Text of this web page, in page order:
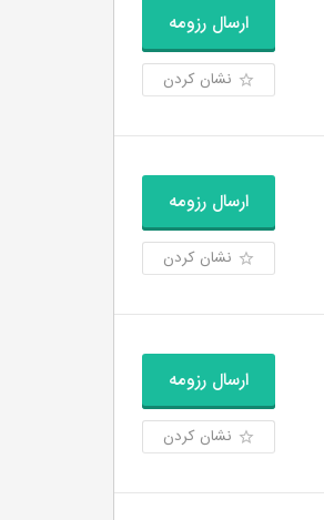
ارسال رزومه
نشان کردن
ارسال رزومه
نشان کردن
ارسال رزومه
نشان کردن